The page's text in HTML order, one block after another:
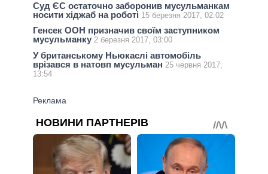
Суд ЄС остаточно заборонив мусульманкам
носити хіджаб на роботі 15 березня 2017, 02:02
Генсек ООН призначив своїм заступником
мусульманку 2 березня 2017, 03:00
У британському Ньюкаслі автомобіль
врізався в натовп мусульман 25 червня 2017,
13:54